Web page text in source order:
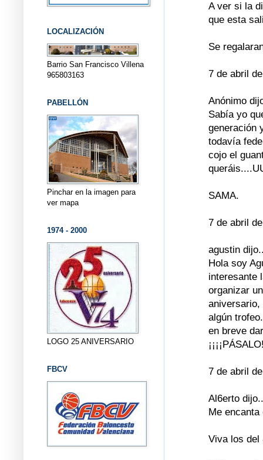
A ver si la
que esta
Se
7 de abril
Anónimo
Sabía yo
generación
todavía
cojo el
SAMA.
7 de abril
agustin
Hola soy
interesante
organizar
aniversario,
algún trofeo.
en breve
7 de abril
Al6erto
Me encanta
Viva los del
LOCALIZACIÓN
Barrio San Francisco Villena
965803163
PABELLÓN
Pinchar en la imagen para
ver mapa
1974 - 2000
LOGO 25 ANIVERSARIO
FBCV